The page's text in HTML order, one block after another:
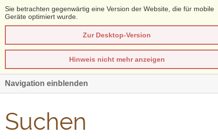
Sie betrachten gegenwärtig eine Version der Website, die für mobile
Geräte optimiert wurde.
Zur Desktop-Version
Hinweis nicht mehr anzeigen
Navigation einblenden
Suchen